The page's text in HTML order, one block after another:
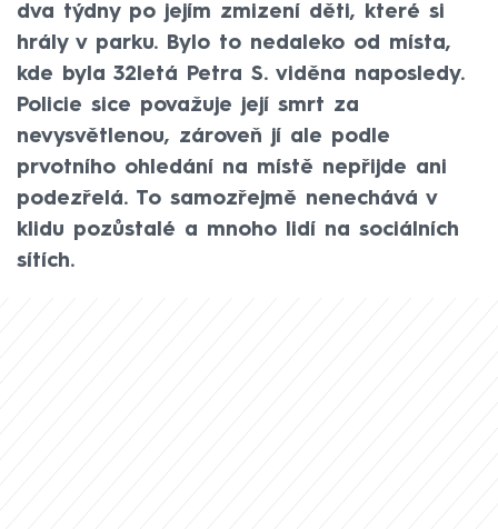
dva týdny po jejím zmizení děti, které si
hrály v parku. Bylo to nedaleko od místa,
kde byla 32letá Petra S. viděna naposledy.
Policie sice považuje její smrt za
nevysvětlenou, zároveň jí ale podle
prvotního ohledání na místě nepřijde ani
podezřelá. To samozřejmě nenechává v
klidu pozůstalé a mnoho lidí na sociálních
sítích.